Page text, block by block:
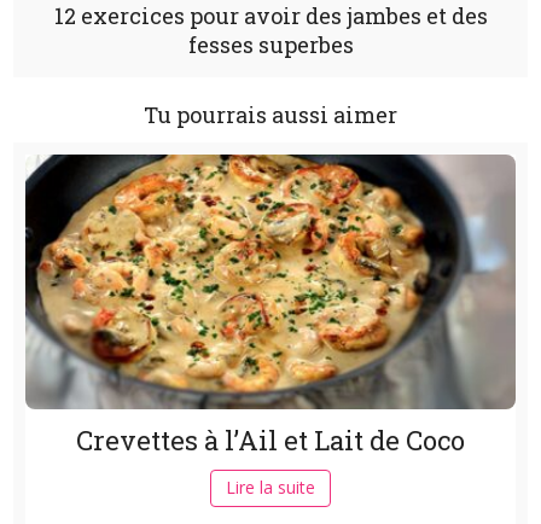
12 exercices pour avoir des jambes et des
fesses superbes
Tu pourrais aussi aimer
Crevettes à l’Ail et Lait de Coco
Lire la suite